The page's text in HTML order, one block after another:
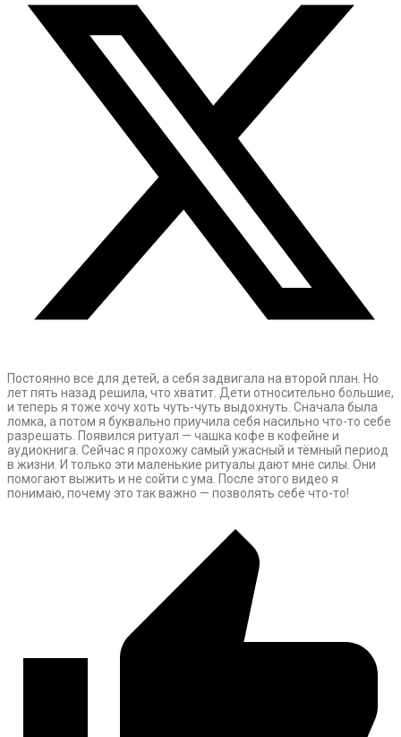
Постоянно все для детей, а себя задвигала на второй план. Но
лет пять назад решила, что хватит. Дети относительно большие,
и теперь я тоже хочу хоть чуть-чуть выдохнуть. Сначала была
ломка, а потом я буквально приучила себя насильно что-то себе
разрешать. Появился ритуал — чашка кофе в кофейне и
аудиокнига. Сейчас я прохожу самый ужасный и тёмный период
в жизни. И только эти маленькие ритуалы дают мне силы. Они
помогают выжить и не сойти с ума. После этого видео я
понимаю, почему это так важно — позволять себе что-то!